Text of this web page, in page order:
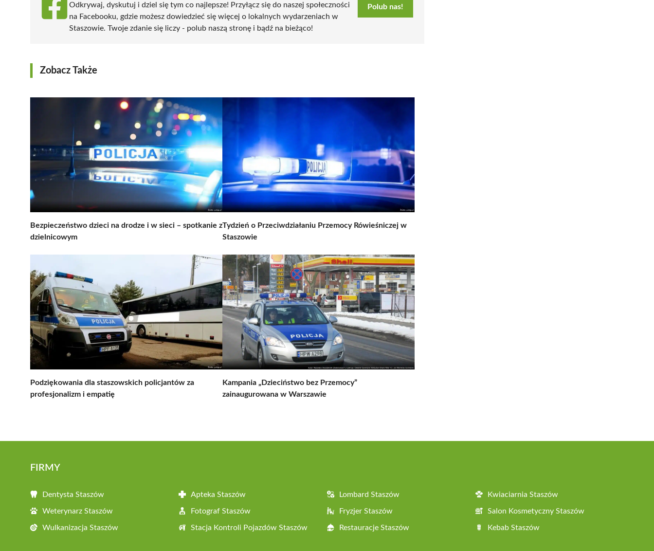
Odkrywaj, dyskutuj i dziel się tym co najlepsze! Przyłącz się do naszej społeczności
na Facebooku, gdzie możesz dowiedzieć się więcej o lokalnych wydarzeniach w
Staszowie. Twoje zdanie się liczy - polub naszą stronę i bądź na bieżąco!
Polub nas!
Zobacz Także
Bezpieczeństwo dzieci na drodze i w sieci – spotkanie z
dzielnicowym
Tydzień o Przeciwdziałaniu Przemocy Rówieśniczej w
Staszowie
Podziękowania dla staszowskich policjantów za
profesjonalizm i empatię
Kampania „Dzieciństwo bez Przemocy”
zainaugurowana w Warszawie
FIRMY
Dentysta Staszów Apteka Staszów Lombard Staszów Kwiaciarnia Staszów
Weterynarz Staszów Fotograf Staszów Fryzjer Staszów Salon Kosmetyczny Staszów
Wulkanizacja Staszów Stacja Kontroli Pojazdów Staszów Restauracje Staszów Kebab Staszów